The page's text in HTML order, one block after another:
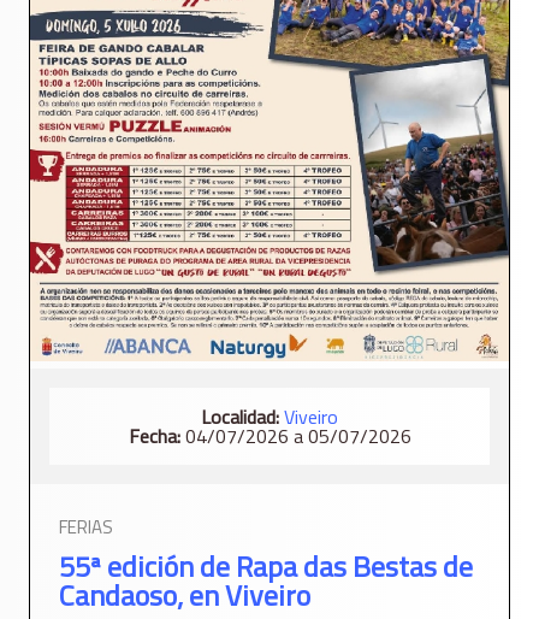
Localidad:Viveiro
Fecha:04/07/2026 a 05/07/2026
FERIAS
55ª edición de Rapa das Bestas de
Candaoso, en Viveiro